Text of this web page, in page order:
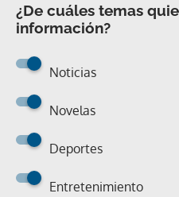
¿De cuáles temas
información?
Noticias
Novelas
Deportes
Entretenimiento